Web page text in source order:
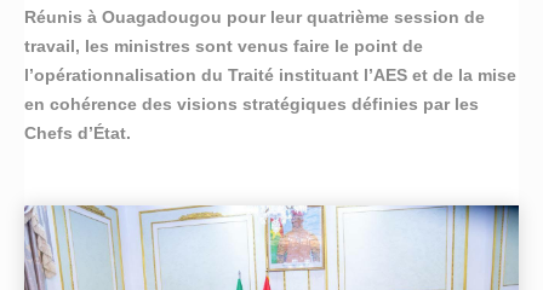
Réunis à Ouagadougou pour leur quatrième session de
travail, les ministres sont venus faire le point de
l’opérationnalisation du Traité instituant l’AES et de la mise
en cohérence des visions stratégiques définies par les
Chefs d’État.